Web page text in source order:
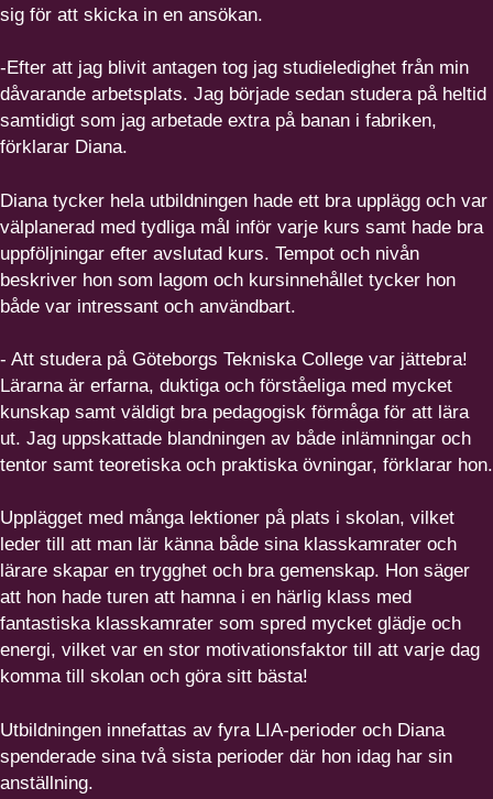
sig för att skicka in en ansökan.
-Efter att jag blivit antagen tog jag studieledighet från min
dåvarande arbetsplats. Jag började sedan studera på heltid
samtidigt som jag arbetade extra på banan i fabriken,
förklarar Diana.
Diana tycker hela utbildningen hade ett bra upplägg och var
välplanerad med tydliga mål inför varje kurs samt hade bra
uppföljningar efter avslutad kurs. Tempot och nivån
beskriver hon som lagom och kursinnehållet tycker hon
både var intressant och användbart.
- Att studera på Göteborgs Tekniska College var jättebra!
Lärarna är erfarna, duktiga och förståeliga med mycket
kunskap samt väldigt bra pedagogisk förmåga för att lära
ut. Jag uppskattade blandningen av både inlämningar och
tentor samt teoretiska och praktiska övningar, förklarar hon.
Upplägget med många lektioner på plats i skolan, vilket
leder till att man lär känna både sina klasskamrater och
lärare skapar en trygghet och bra gemenskap. Hon säger
att hon hade turen att hamna i en härlig klass med
fantastiska klasskamrater som spred mycket glädje och
energi, vilket var en stor motivationsfaktor till att varje dag
komma till skolan och göra sitt bästa!
Utbildningen innefattas av fyra LIA-perioder och Diana
spenderade sina två sista perioder där hon idag har sin
anställning.